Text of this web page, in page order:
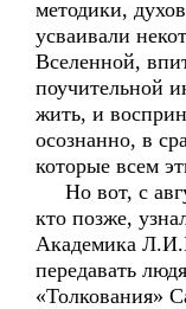
методики,
усваивали
Вселенной,
поучительной
жить, и
осознанно, в
которые всем
Но вот, с
кто позже,
Академика
передавать
«Толкования»